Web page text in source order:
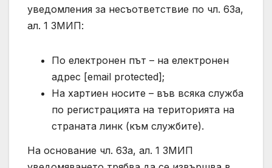
уведомления за несъответствие по чл. 63а,
ал. 1 ЗМИП:
По електронен път – на електронен
адрес [email protected];
На хартиен носите – във всяка служба
по регистрацията на територията на
страната линк (към службите).
На основание чл. 63а, ал. 1 ЗМИП